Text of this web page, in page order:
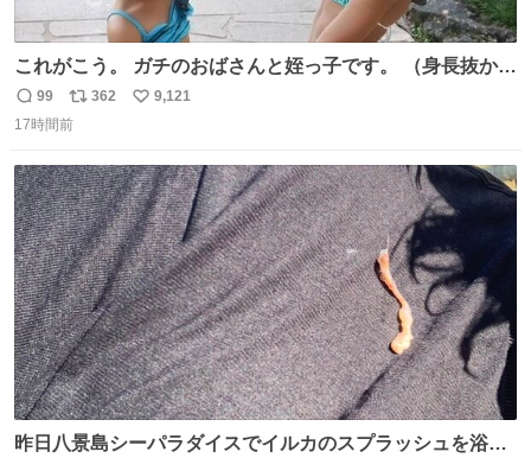
これがこう。 ガチのおばさんと姪っ子です。 （身長抜かさ
返
信
99
リ
ポ
ト
数
362
い
数
9,121
17時間前
昨日八景島シーパラダイスでイルカのスプラッシュを浴び